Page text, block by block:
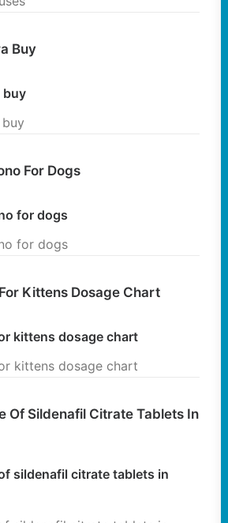
Buy
buy
For Dogs
for dogs
for dogs
Kittens Dosage Chart
kittens dosage chart
kittens dosage chart
Of Sildenafil Citrate Tablets In
sildenafil citrate tablets in